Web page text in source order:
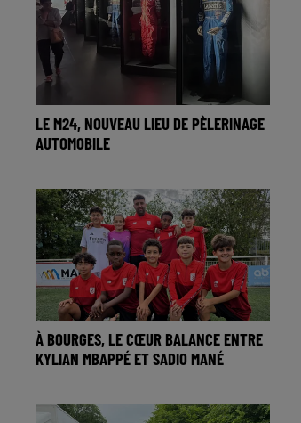
LE M24, NOUVEAU LIEU DE PÈLERINAGE
AUTOMOBILE
À BOURGES, LE CŒUR BALANCE ENTRE
KYLIAN MBAPPÉ ET SADIO MANÉ